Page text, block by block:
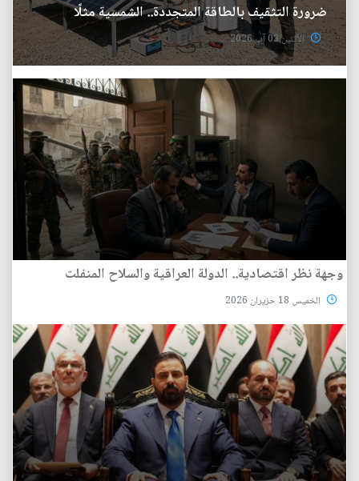
ضرورة التثقيف بالطاقة المتجددة.. الشمسية مثلًا
الأثنين 03 آب 2026
وجهة نظر اقتصادية.. الدولة العراقية والسلاح المنفلت
الخميس 18 حزيران 2026